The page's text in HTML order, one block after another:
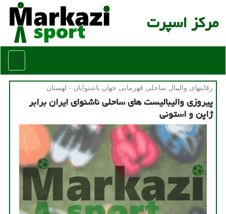
مركز اسپرت
منو
رقابتهای والیبال ساحلی قهرمانی جهان ناشنوایان - لهستان
پیروزی والیبالیست های ساحلی ناشنوای ایران برابر
ژاپن و استونی